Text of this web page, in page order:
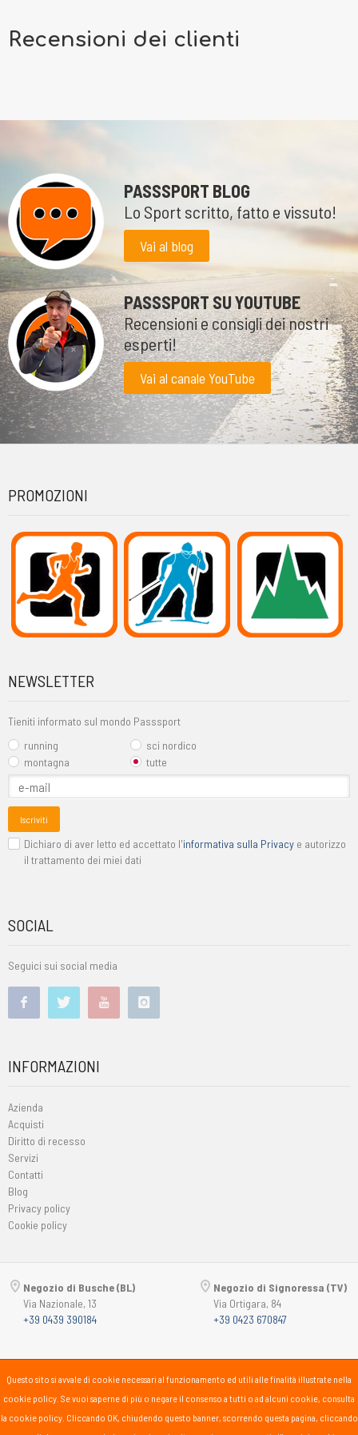
km non sono mai stati così belli da affrontare. Il comfort per il piede,
la sicurezza nel passo e la facilità nella transizione tacco/punta
Recensioni dei clienti
PASSSPORT BLOG
Lo Sport scritto, fatto e vissuto!
Vai al blog
PASSSPORT SU YOUTUBE
Recensioni e consigli dei nostri
esperti!
Vai al canale YouTube
PROMOZIONI
NEWSLETTER
Tieniti informato sul mondo Passsport
running
sci nordico
montagna
tutte
Iscriviti
Dichiaro di aver letto ed accettato l'informativa sulla Privacy e autorizzo
il trattamento dei miei dati
SOCIAL
Seguici sui social media
INFORMAZIONI
Azienda
Acquisti
Diritto di recesso
Servizi
Contatti
Blog
Privacy policy
Cookie policy
Negozio di Busche (BL)
Via Nazionale, 13
+39 0439 390184
Negozio di Signoressa (TV)
Via Ortigara, 84
+39 0423 670847
lunedì
15:30-19:30
Questo sito si avvale di cookie necessari al funzionamento ed utili alle finalità illustrate nella
cookie policy. Se vuoi saperne di più o negare il consenso a tutti o ad alcuni cookie, consulta
la cookie policy. Cliccando OK, chiudendo questo banner, scorrendo questa pagina, cliccando